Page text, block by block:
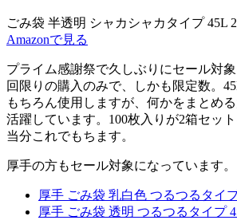
ごみ袋 半透明 シャカシャカタイプ 45L
Amazonで見る
プライム感謝祭で久しぶりにセール対象
回限りの購入のみで、しかも限定数。
もちろん使用しますが、何かをまとめ
活躍しています。100枚入りが2箱セッ
当分これでもちます。
厚手の方もセール対象になっています。
厚手 ごみ袋 乳白色 つるつるタイ
厚手 ごみ袋 透明 つるつるタイプ